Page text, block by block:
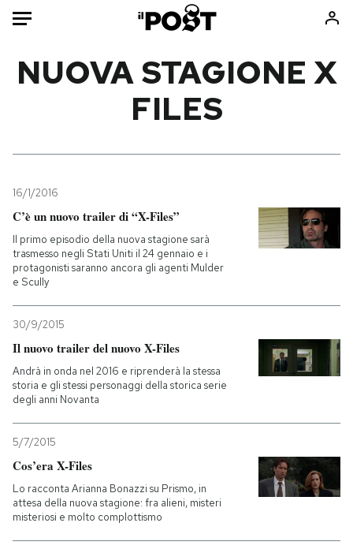
Mondo
Tecnologia
Internet
Scienza
Cultura
Libri
Ok Boomer!
Media
Europa
PODCAST
NEWSLETTER
I MIEI PREFERITI
SHOP
NUOVA STAGIONE X
FILES
16/1/2016
C’è un nuovo trailer di “X-Files”
Il primo episodio della nuova stagione sarà
trasmesso negli Stati Uniti il 24 gennaio e i
protagonisti saranno ancora gli agenti Mulder
e Scully
30/9/2015
Il nuovo trailer del nuovo X-Files
Andrà in onda nel 2016 e riprenderà la stessa
storia e gli stessi personaggi della storica serie
degli anni Novanta
5/7/2015
Cos’era X-Files
Lo racconta Arianna Bonazzi su Prismo, in
attesa della nuova stagione: fra alieni, misteri
misteriosi e molto complottismo